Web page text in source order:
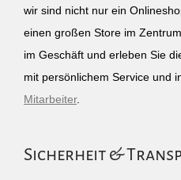
wir sind nicht nur ein
einen großen Store im
im Geschäft und erleben Sie
mit persönlichem Service und
Mitarbeiter.
Sicherheit &